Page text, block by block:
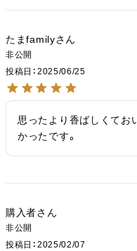
たまfamily
非公開
投稿日
2025/06/25
思ったより香ばしくてお
かったです。
購入者
非公開
投稿日
2025/02/07